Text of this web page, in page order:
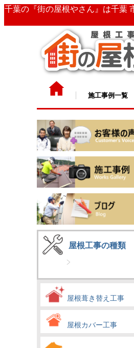
千葉の『街の屋根やさん』は千葉
施工事例一覧
屋根工事の種類
屋根葺き替え工事
屋根カバー工事